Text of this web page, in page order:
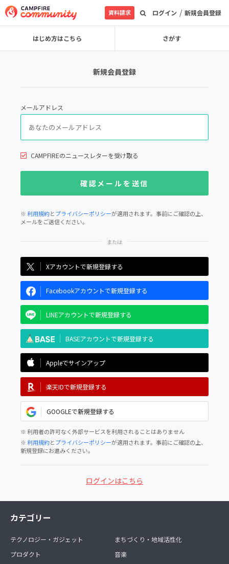
ログイン / 新規会員登録
資料請求
はじめ方はこちら さがす
新規会員登録
メールアドレス
CAMPFIREのニュースレターを受け取る
※利用規約とプライバシーポリシーが適用されます。事前にご確認の上、
メールをご送信ください。
Xアカウントで新規登録する
Facebookアカウントで新規登録する
LINEアカウントで新規登録する
BASEアカウントで新規登録する
Appleでサインアップ
楽天IDで新規登録する
GOOGLEで新規登録する
※ 利用者の許可なく外部サービスを利用されることはありません
※利用規約とプライバシーポリシーが適用されます。事前にご確認の上、
新規登録にお進みください。
ログインはこちら
カテゴリー
テクノロジー・ガジェット
プロダクト
まちづくり・地域活性化
音楽